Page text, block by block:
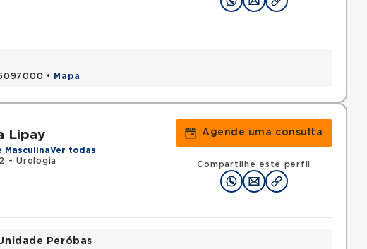
• Mapa
Lipay
MasculinaVer todas
- Urologia
Agende uma consulta
Compartilhe este perfil
Peróbas